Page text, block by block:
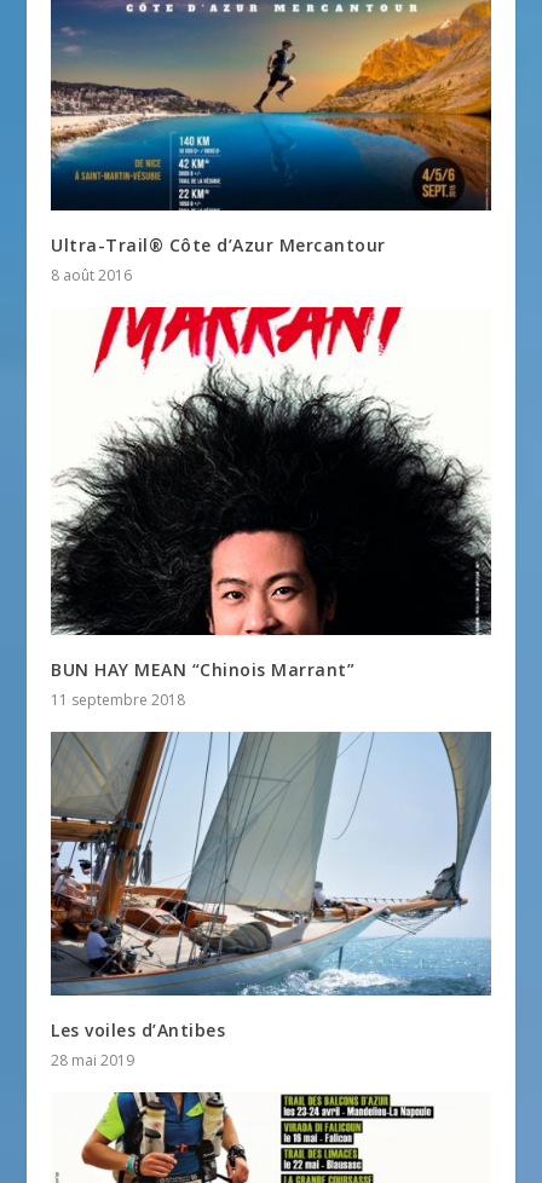
Ultra-Trail® Côte d’Azur Mercantour
8 août 2016
BUN HAY MEAN “Chinois Marrant”
11 septembre 2018
Les voiles d’Antibes
28 mai 2019